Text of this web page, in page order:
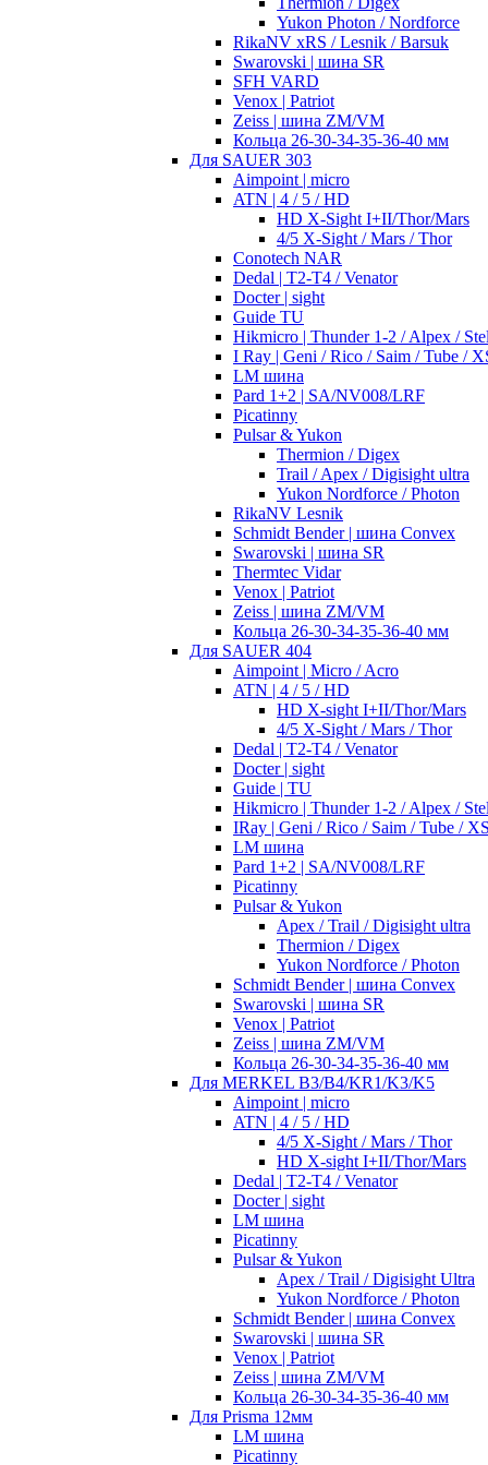
Yukon Photon / Nordforce
RikaNV xRS / Lesnik / Barsuk
Swarovski | шина SR
SFH VARD
Venox | Patriot
Zeiss | шина ZM/VM
Кольца 26-30-34-35-36-40 мм
Для SAUER 303
Aimpoint | micro
ATN | 4 / 5 / HD
HD X-Sight I+II/Thor/Mars
4/5 X-Sight / Mars / Thor
Conotech NAR
Dedal | T2-T4 / Venator
Docter | sight
Guide TU
Hikmicro | Thunder 1-2 / Alpex /
I Ray | Geni / Rico / Saim / Tube /
LM шина
Pard 1+2 | SA/NV008/LRF
Picatinny
Pulsar & Yukon
Thermion / Digex
Trail / Apex / Digisight ultra
Yukon Nordforce / Photon
RikaNV Lesnik
Schmidt Bender | шина Convex
Swarovski | шина SR
Thermtec Vidar
Venox | Patriot
Zeiss | шина ZM/VM
Кольца 26-30-34-35-36-40 мм
Для SAUER 404
Aimpoint | Micro / Acro
ATN | 4 / 5 / HD
HD X-sight I+II/Thor/Mars
4/5 X-Sight / Mars / Thor
Dedal | T2-T4 / Venator
Docter | sight
Guide | TU
Hikmicro | Thunder 1-2 / Alpex /
IRay | Geni / Rico / Saim / Tube /
LM шина
Pard 1+2 | SA/NV008/LRF
Picatinny
Pulsar & Yukon
Apex / Trail / Digisight ultra
Thermion / Digex
Yukon Nordforce / Photon
Schmidt Bender | шина Convex
Swarovski | шина SR
Venox | Patriot
Zeiss | шина ZM/VM
Кольца 26-30-34-35-36-40 мм
Для MERKEL B3/B4/KR1/K3/K5
Aimpoint | micro
ATN | 4 / 5 / HD
4/5 X-Sight / Mars / Thor
HD X-sight I+II/Thor/Mars
Dedal | T2-T4 / Venator
Docter | sight
LM шина
Picatinny
Pulsar & Yukon
Apex / Trail / Digisight Ultra
Yukon Nordforce / Photon
Schmidt Bender | шина Convex
Swarovski | шина SR
Venox | Patriot
Zeiss | шина ZM/VM
Кольца 26-30-34-35-36-40 мм
Для Prisma 12мм
LM шина
Picatinny